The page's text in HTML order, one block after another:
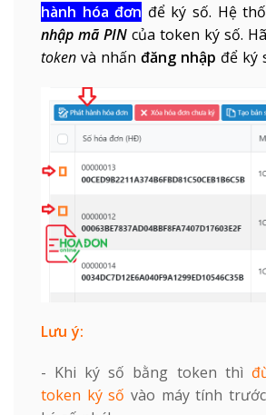
hành hóa đơn để ký số. Hệ
nhập mã PIN của token ký số.
token và nhấn đăng nhập để ký
Lưu ý:
- Khi ký số bằng token thì
token ký số vào máy tính